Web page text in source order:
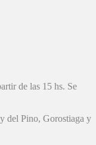
de las 15 hs. Se
del Pino, Gorostiaga y